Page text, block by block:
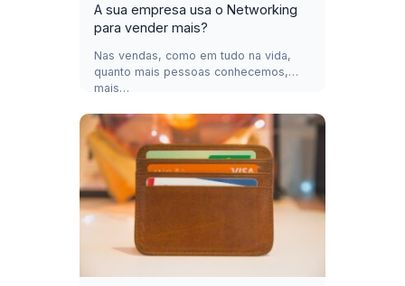
A sua empresa usa o Networking
para vender mais?
Nas vendas, como em tudo na vida,
quanto mais pessoas conhecemos,
mais…